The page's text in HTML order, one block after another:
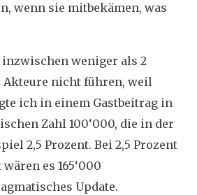
wenn sie mitbekämen, was
inzwischen weniger als 2
Akteure nicht führen, weil
ich in einem Gastbeitrag in
Zahl 100‘000, die in der
2,5 Prozent. Bei 2,5 Prozent
es 165‘000
Update.